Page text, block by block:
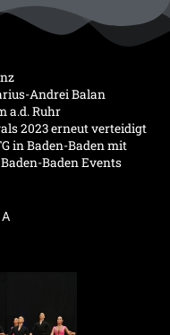
Andrei Balan
a.d. Ruhr
2023 erneut verteidigt
in Baden-Baden mit
Baden Events